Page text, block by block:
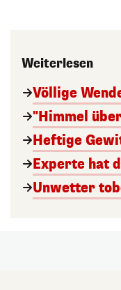
Weiterlesen
Völlige
"Himmel
Heftige
Experte hat
Unwetter